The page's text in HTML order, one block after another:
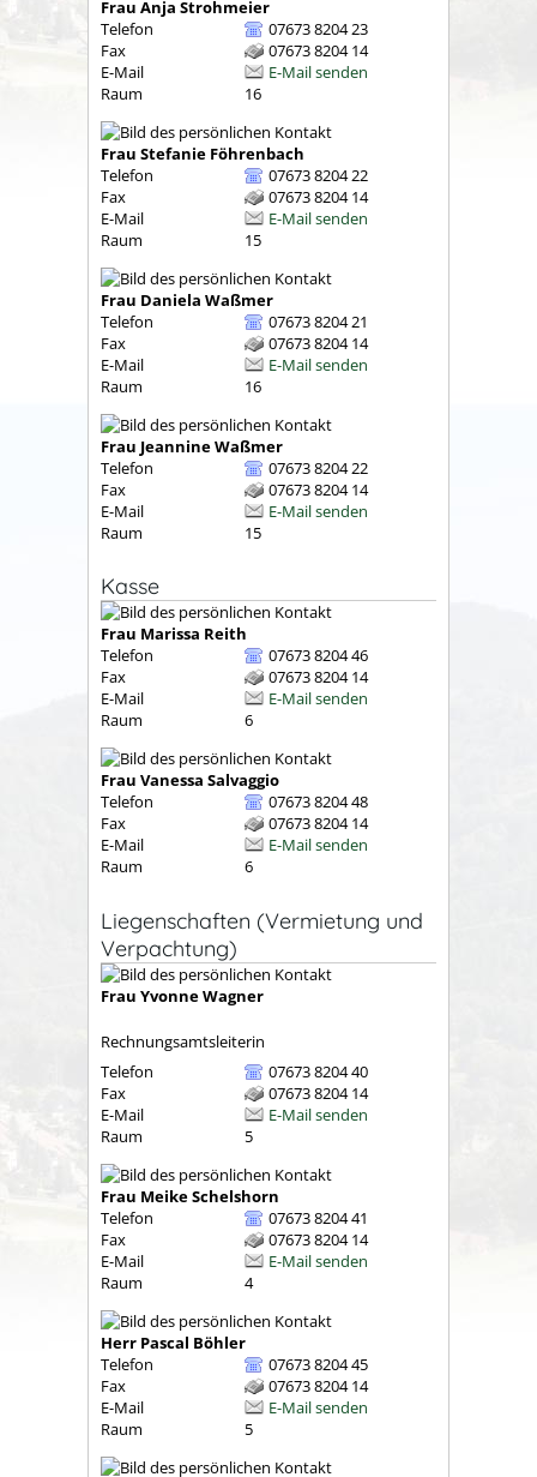
Frau Anja Strohmeier
Telefon
07673 8204 23
Fax
07673 8204 14
E-Mail
E-Mail senden
Raum
16
Frau Stefanie Föhrenbach
Telefon
07673 8204 22
Fax
07673 8204 14
E-Mail
E-Mail senden
Raum
15
Frau Daniela Waßmer
Telefon
07673 8204 21
Fax
07673 8204 14
E-Mail
E-Mail senden
Raum
16
Frau JeannineWaßmer
Telefon
07673 8204 22
Fax
07673 8204 14
E-Mail
E-Mail senden
Raum
15
Kasse
Frau Marissa Reith
Telefon
07673 8204 46
Fax
07673 8204 14
E-Mail
E-Mail senden
Raum
6
Frau Vanessa Salvaggio
Telefon
07673 8204 48
Fax
07673 8204 14
E-Mail
E-Mail senden
Raum
6
Liegenschaften (Vermietung und
Verpachtung)
Frau YvonneWagner
Rechnungsamtsleiterin
Telefon
07673 8204 40
Fax
07673 8204 14
E-Mail
E-Mail senden
Raum
5
Frau MeikeSchelshorn
Telefon
07673 8204 41
Fax
07673 8204 14
E-Mail
E-Mail senden
Raum
4
Herr Pascal Böhler
Telefon
07673 8204 45
Fax
07673 8204 14
E-Mail
E-Mail senden
Raum
5